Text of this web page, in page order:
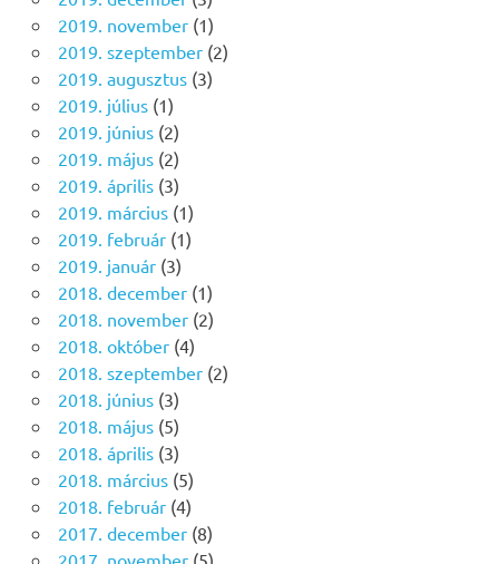
2019. november(1)
2019. szeptember(2)
2019. augusztus(3)
2019. július(1)
2019. június(2)
2019. május(2)
2019. április(3)
2019. március(1)
2019. február(1)
2019. január(3)
2018. december(1)
2018. november(2)
2018. október(4)
2018. szeptember(2)
2018. június(3)
2018. május(5)
2018. április(3)
2018. március(5)
2018. február(4)
2017. december(8)